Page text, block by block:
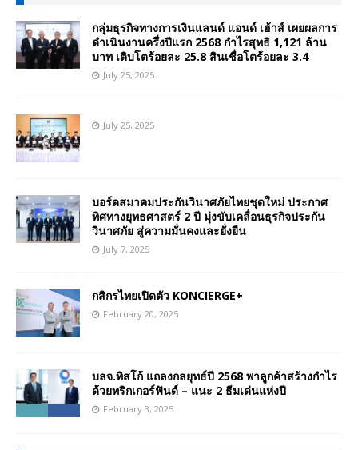
กลุ่มธุรกิจทางการเงินแลนด์ แอนด์ เฮ้าส์ เผยผลการ
ดำเนินงานครึ่งปีแรก 2568 กำไรสุทธิ 1,121 ล้าน
บาท เติบโตร้อยละ 25.8 สินเชื่อโตร้อยละ 3.4
July 25, 2025
July 25, 2025
บอร์ดสมาคมประกันวินาศภัยไทยชุดใหม่ ประกาศ
ทิศทางยุทธศาสตร์ 2 ปี มุ่งขับเคลื่อนธุรกิจประกัน
วินาศภัย สู่ความมั่นคงและยั่งยืน
July 7, 2025
กสิกรไทยเปิดตัว KONCIERGE+
February 20, 2025
บลจ.ทิสโก้ แถลงกลยุทธ์ปี 2568 พาลูกค้าสร้างกำไร
ด้วยทริกเกอร์ฟันด์ – แนะ 2 ธีมเด่นแห่งปี
February 3, 2025